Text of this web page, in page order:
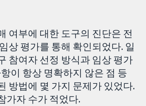
여부에 대한 도구의 진단은 전
상 평가를 통해 확인되었다. 일
참여자 선정 방식과 임상 평가
이 항상 명확하지 않은 점 등
방법에 몇 가지 문제가 있었다.
가자 수가 적었다.